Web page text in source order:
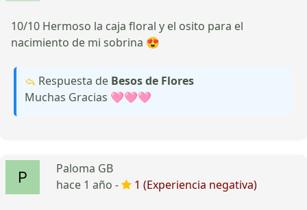
10/10 Hermoso la caja floral y el osito para el
nacimiento de mi sobrina 😍
Respuesta de Besos de Flores
Muchas Gracias 🩷🩷🩷
Paloma GB
hace 1 año -
1 (Experiencia negativa)